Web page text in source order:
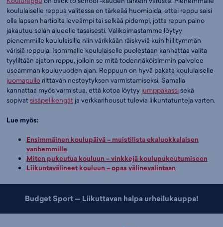
koululaiselle reppua valitessa on tärkeää huomioida, ettei reppu saisi
olla lapsen hartioita leveämpi tai selkää pidempi, jotta repun paino
jakautuu selän alueelle tasaisesti. Valikoimastamme löytyy
pienemmille koululaisille niin värikkään räiskyviä kuin hillitymmän
värisiä reppuja. Isommalle koululaiselle puolestaan kannattaa valita
tyyliltään ajaton reppu, jolloin se mitä todennäköisimmin palvelee
useamman kouluvuoden ajan. Reppuun on hyvä pakata koululaiselle
juomapullo riittävän nesteytyksen varmistamiseksi. Samalla
kannattaa myös varmistua, että kotoa löytyy jumppakassisekä
sopivatsisäpelikengät ja verkkarihousut tulevia liikuntatunteja varten.
Lue myös:
Ensimmäinen koulupäivä – muistilista ekaluokkalaisen
vanhemmille
Miten pukeutua kouluun – vinkkejä koulupukeutumiseen
Liikuntavälineet kouluun – opas välinevalintaan
Budget Sport — Liikuttavan halpa urheilukauppa!